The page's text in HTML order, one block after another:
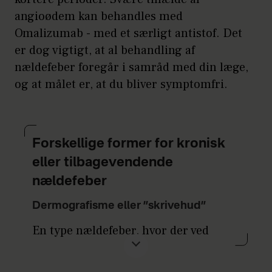
angioødem kan behandles med
Omalizumab - med et særligt antistof. Det
er dog vigtigt, at al behandling af
nældefeber foregår i samråd med din læge,
og at målet er, at du bliver symptomfri.
Forskellige former for kronisk
eller tilbagevendende
nældefeber
Dermografisme eller ”skrivehud”
En type nældefeber, hvor der ved
riven/kradsen i huden opstår lokal